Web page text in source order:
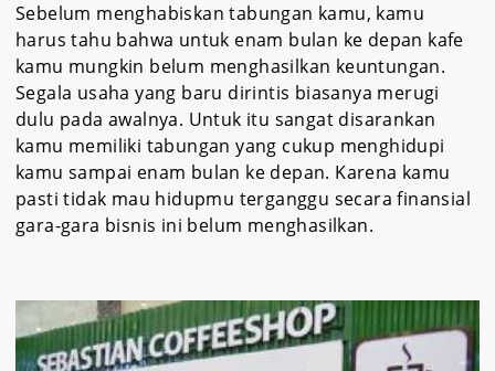
Sebelum menghabiskan tabungan kamu, kamu
harus tahu bahwa untuk enam bulan ke depan kafe
kamu mungkin belum menghasilkan keuntungan.
Segala usaha yang baru dirintis biasanya merugi
dulu pada awalnya. Untuk itu sangat disarankan
kamu memiliki tabungan yang cukup menghidupi
kamu sampai enam bulan ke depan. Karena kamu
pasti tidak mau hidupmu terganggu secara finansial
gara-gara bisnis ini belum menghasilkan.